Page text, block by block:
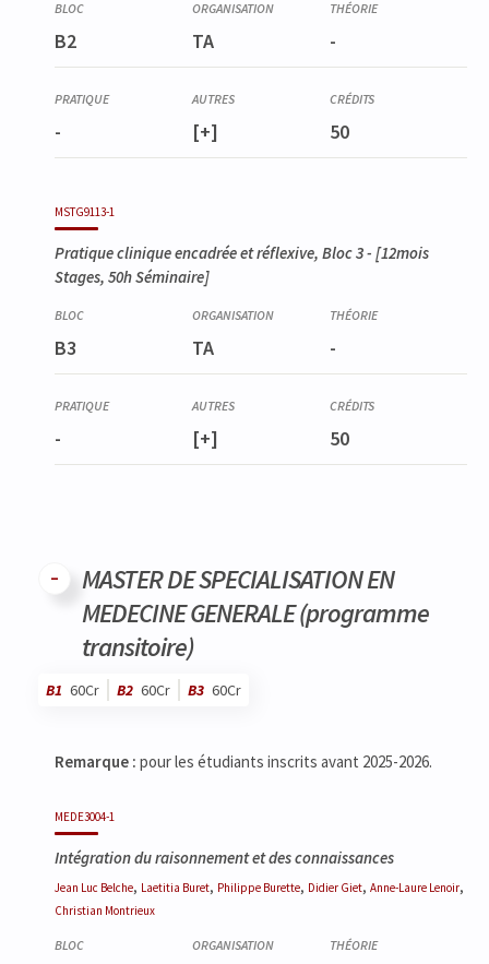
B2 TA -
- [+] 50
MSTG9113-1
Pratique clinique encadrée et réflexive, Bloc 3- [12mois
Stages, 50h Séminaire]
B3 TA -
- [+] 50
MASTER DE SPECIALISATION EN
MEDECINE GENERALE (programme
transitoire)
B1 60Cr B2 60Cr B3 60Cr
Remarque : pour les étudiants inscrits avant 2025-2026.
MEDE3004-1
Intégration du raisonnement et des connaissances
Jean Luc Belche, Laetitia Buret, Philippe Burette, Didier Giet, Anne-Laure Lenoir,
Christian Montrieux